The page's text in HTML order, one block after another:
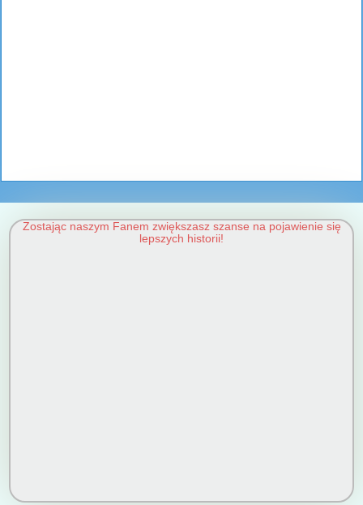
Zostając naszym Fanem zwiększasz szanse na pojawienie się
lepszych historii!